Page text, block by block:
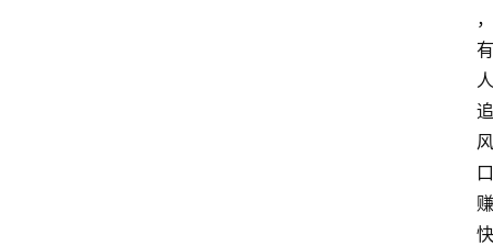
，
有
人
追
风
口
赚
快